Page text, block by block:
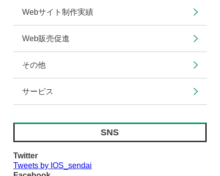
Webサイト制作実績
Web販売促進
その他
サービス
SNS
Twitter
Tweets by IOS_sendai